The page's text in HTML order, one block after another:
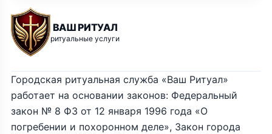
ВАШ РИТУАЛ
ритуальные услуги
Городская ритуальная служба «Ваш Ритуал»
работает на основании законов: Федеральный
закон № 8 ФЗ от 12 января 1996 года «О
погребении и похоронном деле», Закон города